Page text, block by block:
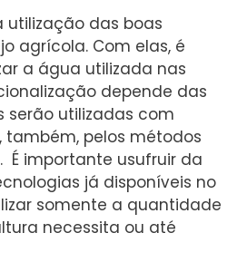
utilização das boas
agrícola. Com elas, é
a água utilizada nas
depende das
serão utilizadas com
também, pelos métodos
É importante usufruir da
já disponíveis no
somente a quantidade
necessita ou até